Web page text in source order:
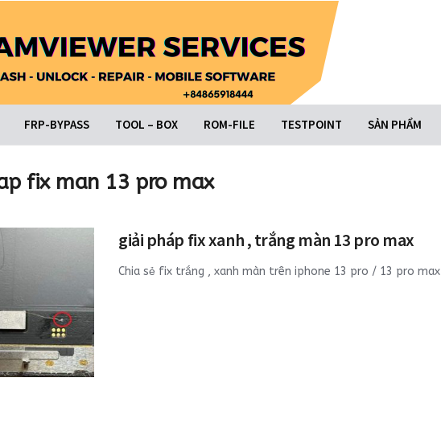
FRP-BYPASS TOOL – BOX ROM-FILE TESTPOINT SẢN PHẨM
fix man 13 pro max
giải pháp fix xanh , trắng màn 13 pro max
Chia sẻ fix trắng , xanh màn trên iphone 13 pro / 13 pro max